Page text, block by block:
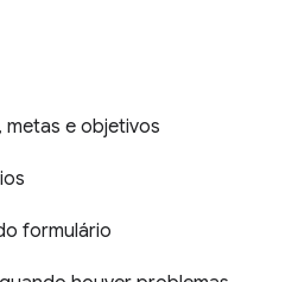
e objetivos
formulário